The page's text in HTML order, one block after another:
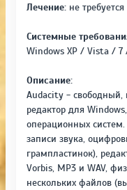
Лечение: не требуется
Системные
Windows XP / Vista /
Описание:
Audacity - свободный,
редактор для
операционных
записи звука,
грампластинок),
Vorbis, MP3 и WAV,
нескольких файлов